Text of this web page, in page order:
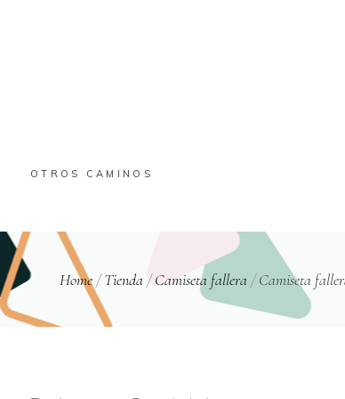
OTROS CAMINOS
Home/Tienda/Camiseta fallera/Camiseta